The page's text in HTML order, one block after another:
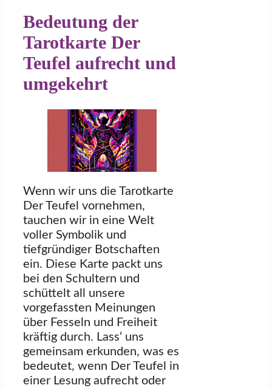
Bedeutung der
Tarotkarte Der
Teufel aufrecht und
umgekehrt
Wenn wir uns die Tarotkarte
Der Teufel vornehmen,
tauchen wir in eine Welt
voller Symbolik und
tiefgründiger Botschaften
ein. Diese Karte packt uns
bei den Schultern und
schüttelt all unsere
vorgefassten Meinungen
über Fesseln und Freiheit
kräftig durch. Lass‘ uns
gemeinsam erkunden, was es
bedeutet, wenn Der Teufel in
einer Lesung aufrecht oder